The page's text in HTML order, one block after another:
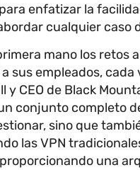
enfatizar la
cualquier caso
mano los retos
sus empleados, cada
y CEO de Black
conjunto completo
sino que
las VPN
una